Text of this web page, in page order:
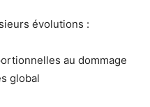
évolutions :
au dommage
global